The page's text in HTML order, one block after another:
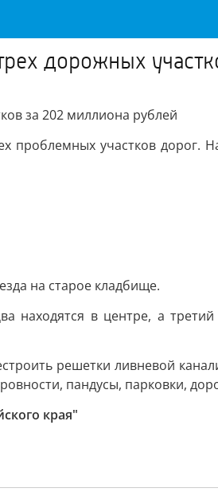
дорожных
за 202 миллиона рублей
проблемных участков дорог.
на старое кладбище.
находятся в центре, а
решетки ливневой
пандусы, парковки,
края"